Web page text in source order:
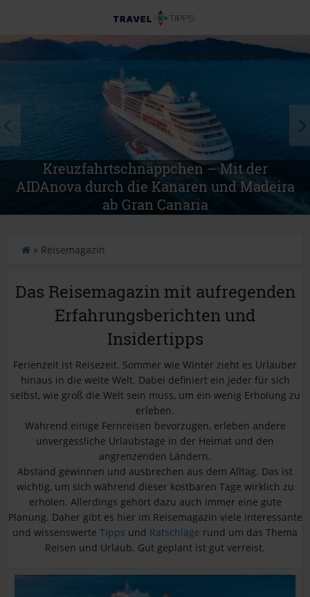
Mit der
Madeira
Neu! Skifahren auf
Atemberaubendes
S
r
t
e
» Reisemagazin
Das Reisemagazin mit aufregenden
Erfahrungsberichten und
Insidertipps
Ferienzeit ist Reisezeit. Sommer wie Winter zieht es Urlauber
hinaus in die weite Welt. Dabei definiert ein jeder für sich
selbst, wie groß die Welt sein muss, um ein wenig Erholung zu
erleben.
Während einige Fernreisen bevorzugen, erleben andere
unvergessliche Urlaubstage in der Heimat und den
angrenzenden Ländern.
Abstand gewinnen und ausbrechen aus dem Alltag. Das ist
wichtig, um sich während dieser kostbaren Tage wirklich zu
erholen. Allerdings gehört dazu auch immer eine gute
Planung. Daher gibt es hier im Reisemagazin viele interessante
und wissenswerte Tipps und Ratschläge rund um das Thema
Reisen und Urlaub. Gut geplant ist gut verreist.